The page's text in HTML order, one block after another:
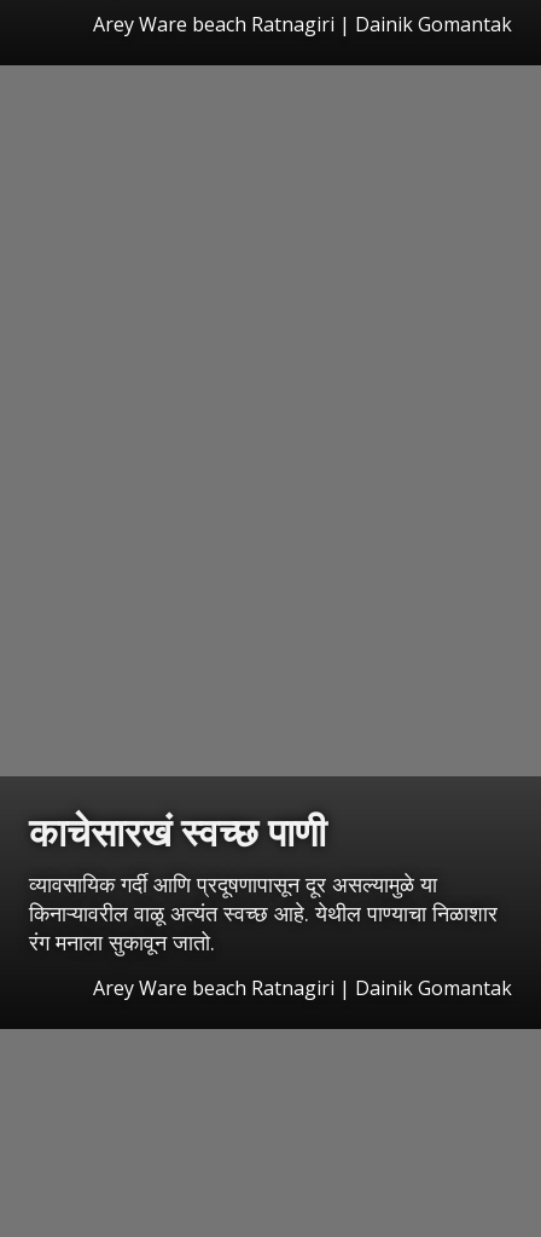
Arey Ware beach Ratnagiri | Dainik Gomantak
काचेसारखं स्वच्छ पाणी
व्यावसायिक गर्दी आणि प्रदूषणापासून दूर असल्यामुळे या
किनाऱ्यावरील वाळू अत्यंत स्वच्छ आहे. येथील पाण्याचा निळाशार
रंग मनाला सुकावून जातो.
Arey Ware beach Ratnagiri | Dainik Gomantak